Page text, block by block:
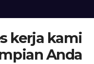
kerja kami
Anda